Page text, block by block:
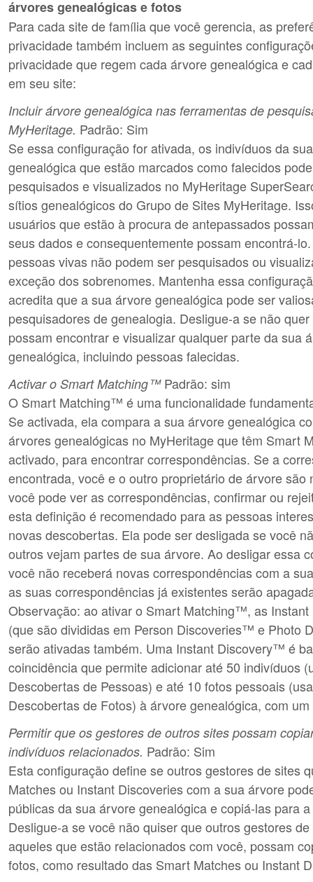
árvores genealógicas e fotos
Para cada site de família que você gerencia, as
privacidade também incluem as seguintes
privacidade que regem cada árvore genealógica e
em seu site:
Incluir árvore genealógica nas ferramentas de
MyHeritage. Padrão: Sim
Se essa configuração for ativada, os indivíduos da
genealógica que estão marcados como falecidos
pesquisados e visualizados no MyHeritage
sítios genealógicos do Grupo de Sites MyHeritage.
usuários que estão à procura de antepassados
seus dados e consequentemente possam encontrá-
pessoas vivas não podem ser pesquisados ou
exceção dos sobrenomes. Mantenha essa
acredita que a sua árvore genealógica pode ser
pesquisadores de genealogia. Desligue-a se não
possam encontrar e visualizar qualquer parte da sua
genealógica, incluindo pessoas falecidas.
Activar o Smart Matching™Padrão: sim
O Smart Matching™ é uma funcionalidade
Se activada, ela compara a sua árvore genealógica
árvores genealógicas no MyHeritage que têm Smart
activado, para encontrar correspondências. Se a
encontrada, você e o outro proprietário de árvore são
você pode ver as correspondências, confirmar ou
esta definição é recomendado para as pessoas
novas descobertas. Ela pode ser desligada se você
outros vejam partes de sua árvore. Ao desligar essa
você não receberá novas correspondências com a
as suas correspondências já existentes serão
Observação: ao ativar o Smart Matching™, as
(que são divididas em Person Discoveries™ e Photo
serão ativadas também. Uma Instant Discovery™ é
coincidência que permite adicionar até 50 indivíduos
Descobertas de Pessoas) e até 10 fotos pessoais
Descobertas de Fotos) à árvore genealógica, com
Permitir que os gestores de outros sites possam
indivíduos relacionados. Padrão: Sim
Esta configuração define se outros gestores de sites
Matches ou Instant Discoveries com a sua árvore
públicas da sua árvore genealógica e copiá-las para
Desligue-a se você não quiser que outros gestores
aqueles que estão relacionados com você, possam
fotos, como resultado das Smart Matches ou Instant